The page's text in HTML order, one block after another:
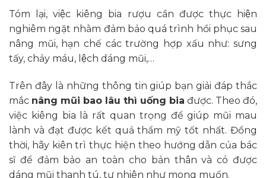
Tóm lại, việc kiêng bia rượu cần được thực hiện
nghiêm ngặt nhằm đảm bảo quá trình hồi phục sau
nâng mũi, hạn chế các trường hợp xấu như: sưng
tấy, chảy máu, lệch dáng mũi,…
Trên đây là những thông tin giúp bạn giải đáp thắc
mắc nâng mũi bao lâu thì uống bia được. Theo đó,
việc kiêng bia là rất quan trọng để giúp mũi mau
lành và đạt được kết quả thẩm mỹ tốt nhất. Đồng
thời, hãy kiên trì thực hiện theo hướng dẫn của bác
sĩ để đảm bảo an toàn cho bản thân và có được
dáng mũi thanh tú, tự nhiên như mong muốn.